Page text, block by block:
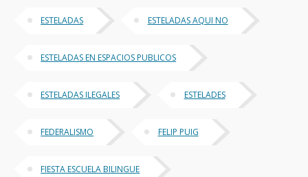
ESTELADAS ESTELADAS AQUI NO
ESTELADAS EN ESPACIOS PUBLICOS
ESTELADAS ILEGALES ESTELADES
FEDERALISMO FELIP PUIG
FIESTA ESCUELA BILINGUE